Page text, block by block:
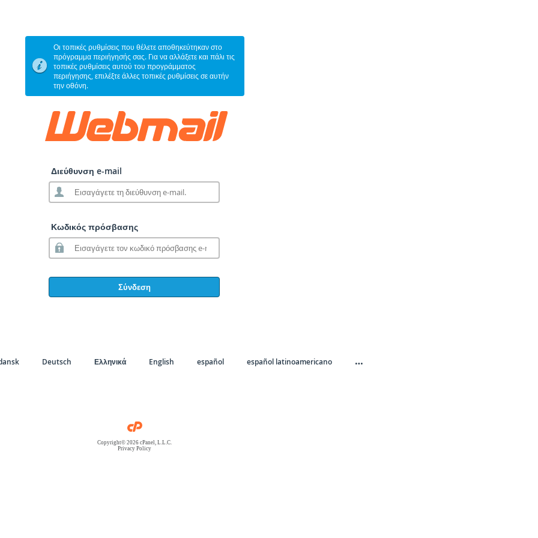
Οι τοπικές ρυθμίσεις που θέλετε αποθηκεύτηκαν στο
πρόγραμμα περιήγησής σας. Για να αλλάξετε και πάλι τις
τοπικές ρυθμίσεις αυτού του προγράμματος
περιήγησης, επιλέξτε άλλες τοπικές ρυθμίσεις σε αυτήν
την οθόνη.
Διεύθυνση e-mail
Κωδικός πρόσβασης
Σύνδεση
Deutsch Ελληνικά English español español latinoamericano …
Copyright© 2026 cPanel, L.L.C.
Privacy Policy